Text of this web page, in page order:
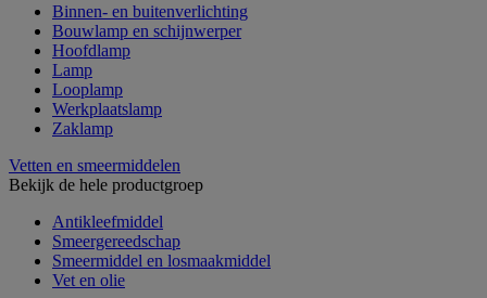
Binnen- en buitenverlichting
Bouwlamp en schijnwerper
Hoofdlamp
Lamp
Looplamp
Werkplaatslamp
Zaklamp
Vetten en smeermiddelen
Bekijk de hele productgroep
Antikleefmiddel
Smeergereedschap
Smeermiddel en losmaakmiddel
Vet en olie